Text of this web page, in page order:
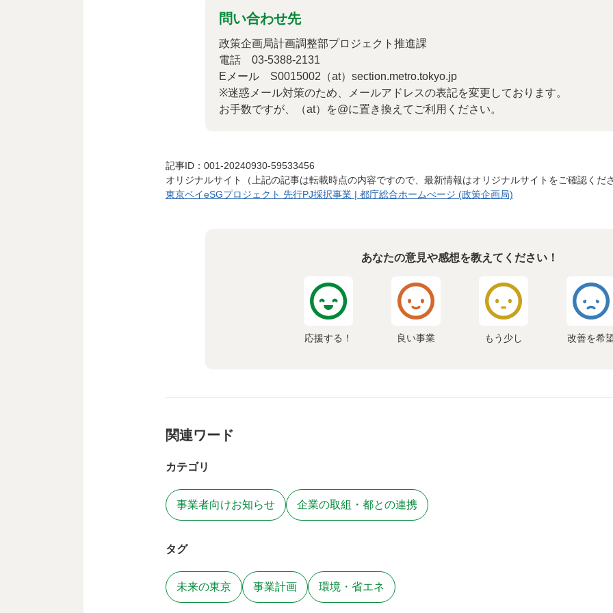
問い合わせ先
政策企画局計画調整部プロジェクト推進課
電話 03-5388-2131
Eメール S0015002（at）section.metro.tokyo.jp
※迷惑メール対策のため、メールアドレスの表記を変更しております。
お手数ですが、（at）を@に置き換えてご利用ください。
記事ID：001-20240930-59533456
オリジナルサイト（上記の記事は転載時点の内容ですので、最新情報はオリジナルサイトをご確認くだ
東京ベイeSGプロジェクト 先行PJ採択事業 | 都庁総合ホームぺージ (政策企画局)
あなたの意見や感想を教えてください！
応援する！ 良い事業 もう少し 改善を希
関連ワード
カテゴリ
事業者向けお知らせ 企業の取組・都との連携
タグ
未来の東京 事業計画 環境・省エネ